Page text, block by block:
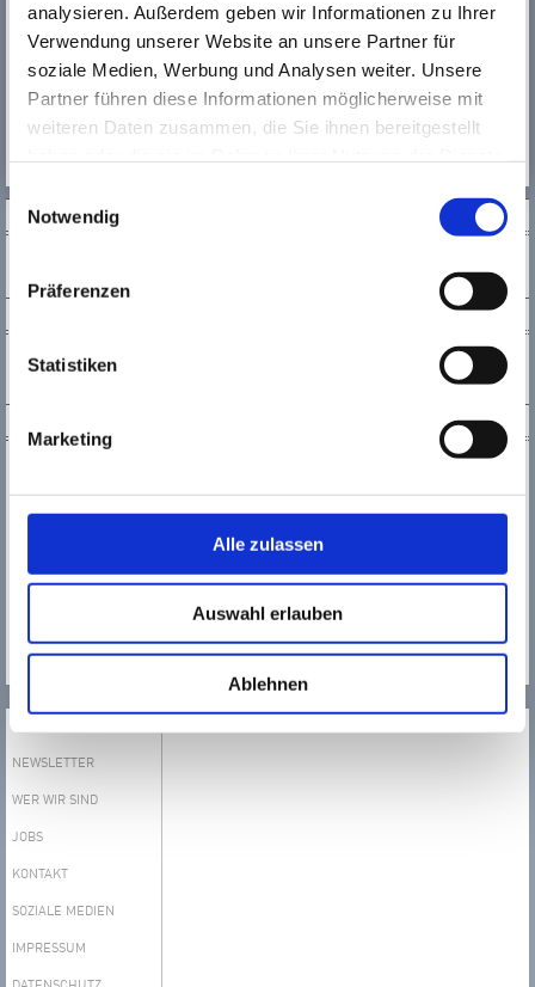
analysieren. Außerdem geben wir Informationen zu Ihrer
Verwendung unserer Website an unsere Partner für
soziale Medien, Werbung und Analysen weiter. Unsere
Partner führen diese Informationen möglicherweise mit
weiteren Daten zusammen, die Sie ihnen bereitgestellt
Datenschutzhinweise
Einwilligungsauswahl
Notwendig
Präferenzen
Statistiken
Marketing
Alle zulassen
Auswahl erlauben
Ablehnen
Bitte senden Sie Ihre Bewerbung - gerne per E-Mail - an:
Pia Kämpf
E-Mail:p.kaempf@kultur123ruesselsheim.de
SOCIAL MEDIA
Fax.:0 61 42 / 1 68 94
kultur123ruesselsheim.de
Das gesamte T​​​​​​​eam von
NEWSLETTER
WER WIR SIND
JOBS
KONTAKT
SOZIALE MEDIEN
IMPRESSUM